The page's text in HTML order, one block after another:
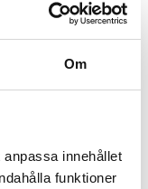
Om
innehållet
funktioner